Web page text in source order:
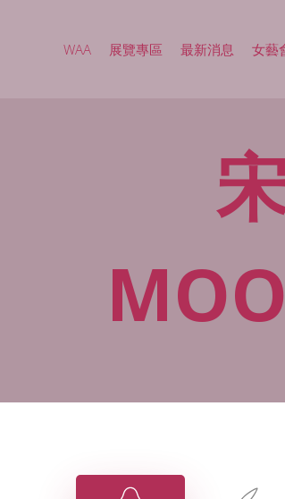
WAA 展覽專區 最新消息 女藝